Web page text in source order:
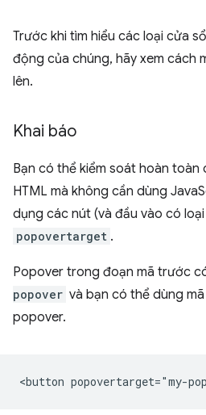
Trước khi tìm hiểu các loại cửa
động của chúng, hãy xem cách
lên.
Khai báo
Bạn có thể kiểm soát hoàn
HTML mà không cần dùng
dụng các nút (và đầu vào có loại
popovertarget .
Popover trong đoạn mã trước
popover và bạn có thể dùng
popover.